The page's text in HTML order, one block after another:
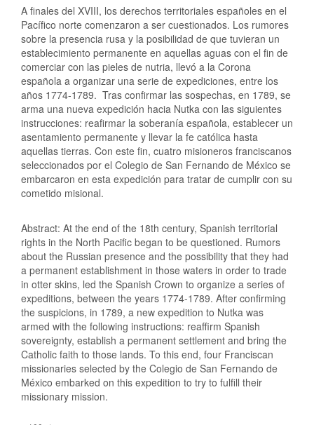
A finales del XVIII, los derechos territoriales españoles en el
Pacífico norte comenzaron a ser cuestionados. Los rumores
sobre la presencia rusa y la posibilidad de que tuvieran un
establecimiento permanente en aquellas aguas con el fin de
comerciar con las pieles de nutria, llevó a la Corona
española a organizar una serie de expediciones, entre los
años 1774-1789. Tras confirmar las sospechas, en 1789, se
arma una nueva expedición hacia Nutka con las siguientes
instrucciones: reafirmar la soberanía española, establecer un
asentamiento permanente y llevar la fe católica hasta
aquellas tierras. Con este fin, cuatro misioneros franciscanos
seleccionados por el Colegio de San Fernando de México se
embarcaron en esta expedición para tratar de cumplir con su
cometido misional.
Abstract: At the end of the 18th century, Spanish territorial
rights in the North Pacific began to be questioned. Rumors
about the Russian presence and the possibility that they had
a permanent establishment in those waters in order to trade
in otter skins, led the Spanish Crown to organize a series of
expeditions, between the years 1774-1789. After confirming
the suspicions, in 1789, a new expedition to Nutka was
armed with the following instructions: reaffirm Spanish
sovereignty, establish a permanent settlement and bring the
Catholic faith to those lands. To this end, four Franciscan
missionaries selected by the Colegio de San Fernando de
México embarked on this expedition to try to fulfill their
missionary mission.